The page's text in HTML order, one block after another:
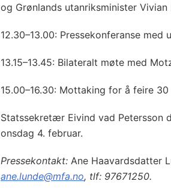
og Grønlands utanriksminister
12.30–13.00: Pressekonferanse med
13.15–13.45: Bilateralt møte med
15.00–16.30: Mottaking for å feire
Statssekretær Eivind vad Petersson
onsdag 4. februar.
Pressekontakt: Ane Haavardsdatter
ane.lunde@mfa.no, tlf: 97671250.